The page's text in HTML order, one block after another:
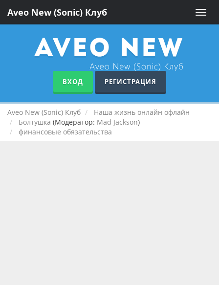
Toggle
Aveo New (Sonic) Клуб
ВХОД РЕГИСТРАЦИЯ
Aveo New (Sonic) Клуб
Наша жизнь онлайн офлайн
Болтушка (Модератор: Mad Jackson)
финансовые обязательства